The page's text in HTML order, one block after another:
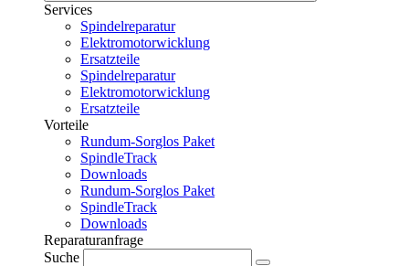
Services
Spindelreparatur
Elektromotorwicklung
Ersatzteile
Spindelreparatur
Elektromotorwicklung
Ersatzteile
Vorteile
Rundum-Sorglos Paket
SpindleTrack
Downloads
Rundum-Sorglos Paket
SpindleTrack
Downloads
Reparaturanfrage
Suche